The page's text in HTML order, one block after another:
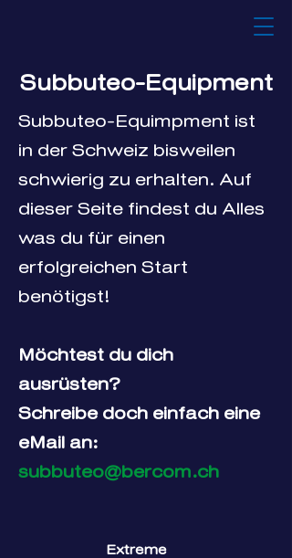
Subbuteo-Equipment
Subbuteo-Equimpment ist
in der Schweiz bisweilen
schwierig zu erhalten. Auf
dieser Seite findest du Alles
was du für einen
erfolgreichen Start
benötigst!
Möchtest du dich
ausrüsten?
Schreibe doch einfach eine
eMail an:
subbuteo@bercom.ch
Extreme